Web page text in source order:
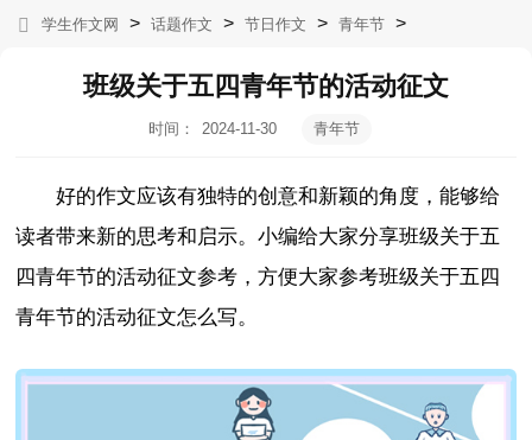
学生作文网 > 话题作文 > 节日作文 > 青年节 >
班级关于五四青年节的活动征文
时间：
2024-11-30
青年节
好的作文应该有独特的创意和新颖的角度，能够给
读者带来新的思考和启示。小编给大家分享班级关于五
四青年节的活动征文参考，方便大家参考班级关于五四
青年节的活动征文怎么写。